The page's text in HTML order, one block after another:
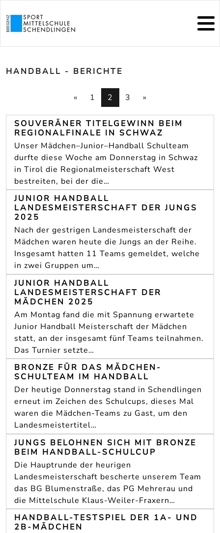
HANDBALL - BERICHTE
« 1 2 3 »
SOUVERÄNER TITELGEWINN BEIM
REGIONALFINALE IN SCHWAZ
Unser Mädchen–Junior–Handball Schulteam
durfte diese Woche am Donnerstag in Schwaz
in Tirol die Regionalmeisterschaft West
bestreiten, bei der die…
JUNIOR HANDBALL
LANDESMEISTERSCHAFT DER JUNGS
2025
Nach der gestrigen Landesmeisterschaft der
Mädchen waren heute die Jungs an der Reihe.
Insgesamt hatten 11 Teams gemeldet, welche
in zwei Gruppen um…
JUNIOR HANDBALL
LANDESMEISTERSCHAFT DER
MÄDCHEN 2025
Am Montag fand die mit Spannung erwartete
Junior Handball Meisterschaft der Mädchen
statt, an der insgesamt fünf Teams teilnahmen.
Das Turnier setzte…
BRONZE FÜR DAS MÄDCHEN-
SCHULTEAM IM HANDBALL
Der heutige Donnerstag stand in Schendlingen
erneut im Zeichen des Schulcups, dieses Mal
waren die Mädchen-Teams zu Gast, um den
Landesmeistertitel…
JUNGS BELOHNEN SICH MIT BRONZE
BEIM HANDBALL-SCHULCUP
Die Hauptrunde der heurigen
Landesmeisterschaft bescherte unserem Team
das BG Blumenstraße, das PG Mehrerau und
die Mittelschule Klaus-Weiler-Fraxern…
HANDBALL-TESTSPIEL DER 1A- UND
2B-MÄDCHEN